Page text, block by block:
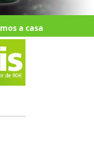
a casa